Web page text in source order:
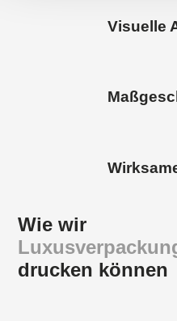
Visuelle
Wie wir
drucken können